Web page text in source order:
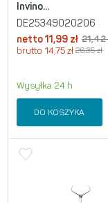
Invino...
DE25349020206
netto11,99 zł 21,42
brutto 14,75 zł 26,35zł
Wysyłka 24 h
DO KOSZYKA